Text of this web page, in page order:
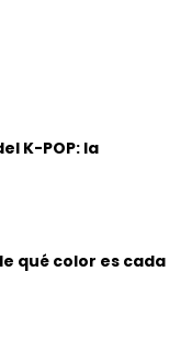
K-POP: la
qué color es cada